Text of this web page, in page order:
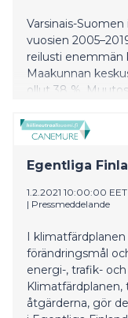
Varsinais-
vuosien
reilusti enemmän
Maakunnan
ollut 38 %.
koskevat
Egentliga
1.2.2021 10:00:00 EET
| Pressmeddelande
I
förändringsmål
energi-, trafik-
åtgärderna, gör